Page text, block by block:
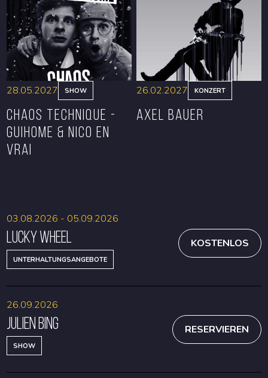
RESERVIEREN RESERVIEREN
28.05.2027 SHOW
CHAOS TECHNIQUE -
GUIHOME & NICO EN
VRAI
26.02.2027 KONZERT
Axel Bauer
Lucky Wheel
UNTERHALTUNGSANGEBOTE
03.08.2026 - 05.09.2026
KOSTENLOS
Julien Bing
SHOW
26.09.2026
RESERVIEREN